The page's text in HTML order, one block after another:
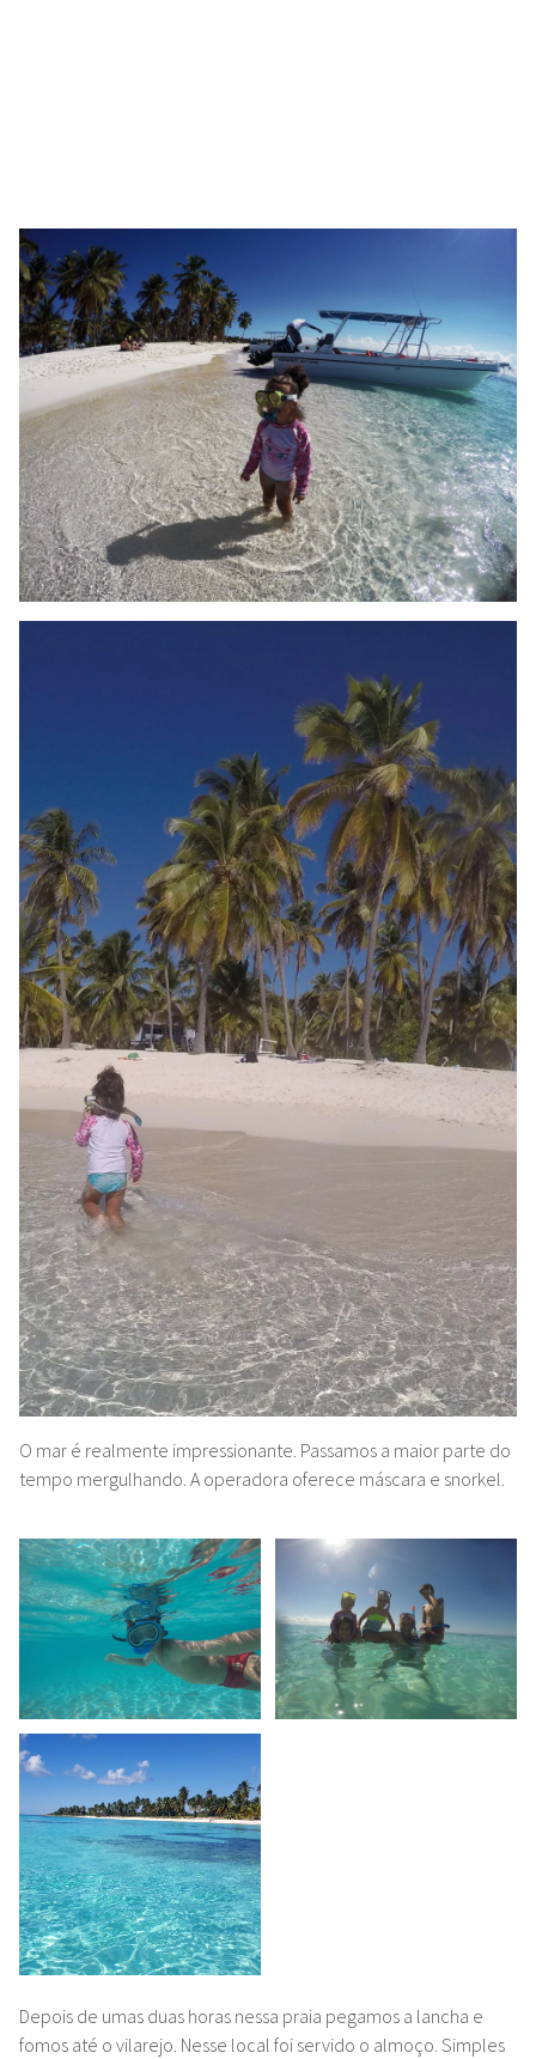
O mar é realmente impressionante. Passamos a maior parte do
tempo mergulhando. A operadora oferece máscara e snorkel.
Depois de umas duas horas nessa praia pegamos a lancha e
fomos até o vilarejo. Nesse local foi servido o almoço. Simples